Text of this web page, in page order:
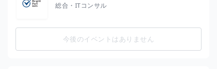
総合・ITコンサル
今後のイベントはありません